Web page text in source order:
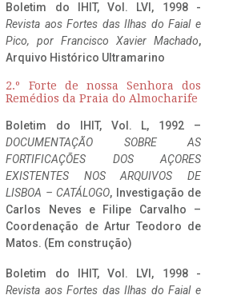
Boletim do IHIT, Vol. LVI, 1998 -
Revista aos Fortes das Ilhas do Faial e
Pico, por Francisco Xavier Machado,
Arquivo Histórico Ultramarino
2.º Forte de nossa Senhora dos
Remédios da Praia do Almocharife
Boletim do IHIT, Vol. L, 1992 –
DOCUMENTAÇÃO SOBRE AS
FORTIFICAÇÕES DOS AÇORES
EXISTENTES NOS ARQUIVOS DE
LISBOA – CATÁLOGO, Investigação de
Carlos Neves e Filipe Carvalho –
Coordenação de Artur Teodoro de
Matos. (Em construção)
Boletim do IHIT, Vol. LVI, 1998 -
Revista aos Fortes das Ilhas do Faial e